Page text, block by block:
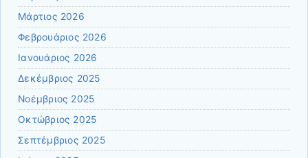
Μάρτιος 2026
Φεβρουάριος 2026
Ιανουάριος 2026
Δεκέμβριος 2025
Νοέμβριος 2025
Οκτώβριος 2025
Σεπτέμβριος 2025